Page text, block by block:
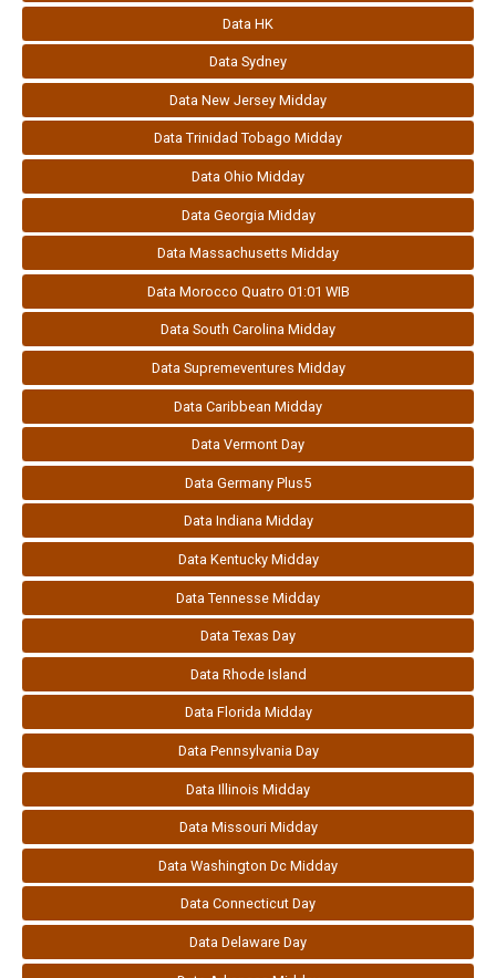
Data HK
Data Sydney
Data New Jersey Midday
Data Trinidad Tobago Midday
Data Ohio Midday
Data Georgia Midday
Data Massachusetts Midday
Data Morocco Quatro 01:01 WIB
Data South Carolina Midday
Data Supremeventures Midday
Data Caribbean Midday
Data Vermont Day
Data Germany Plus5
Data Indiana Midday
Data Kentucky Midday
Data Tennesse Midday
Data Texas Day
Data Rhode Island
Data Florida Midday
Data Pennsylvania Day
Data Illinois Midday
Data Missouri Midday
Data Washington Dc Midday
Data Connecticut Day
Data Delaware Day